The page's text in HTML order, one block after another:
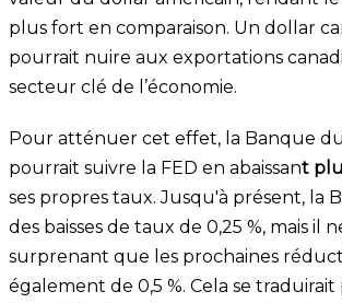
plus fort en comparaison. Un dollar
pourrait nuire aux exportations
secteur clé de l’économie.
Pour atténuer cet effet, la Banque
pourrait suivre la FED en abaissant
ses propres taux. Jusqu'à présent, la
des baisses de taux de 0,25 %, mais il
surprenant que les prochaines
également de 0,5 %. Cela se